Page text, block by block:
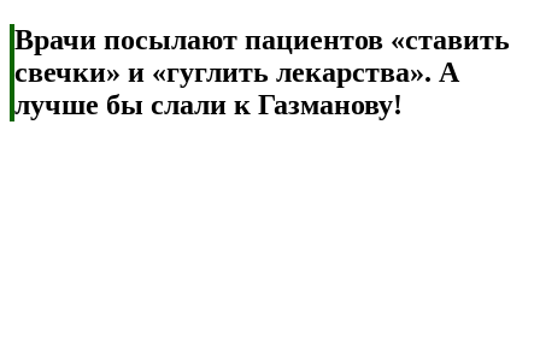
Врачи посылают пациентов «ставить
свечки» и «гуглить лекарства». А
лучше бы слали к Газманову!